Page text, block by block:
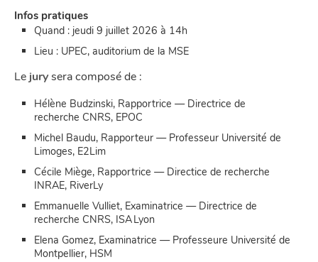
Infos pratiques
Quand : jeudi 9 juillet 2026 à 14h
Lieu : UPEC, auditorium de la MSE
Le jurysera composé de :
Hélène Budzinski, Rapportrice — Directrice de
recherche CNRS, EPOC
Michel Baudu, Rapporteur — Professeur Université de
Limoges, E2Lim
Cécile Miège, Rapportrice — Directice de recherche
INRAE, RiverLy
Emmanuelle Vulliet, Examinatrice — Directrice de
recherche CNRS, ISA Lyon
Elena Gomez, Examinatrice — Professeure Université de
Montpellier, HSM